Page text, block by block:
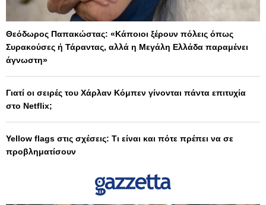
Θεόδωρος Παπακώστας: «Κάποιοι ξέρουν πόλεις όπως
Συρακούσες ή Τάραντας, αλλά η Μεγάλη Ελλάδα παραμένει
άγνωστη»
Γιατί οι σειρές του Χάρλαν Κόμπεν γίνονται πάντα επιτυχία
στο Netflix;
Yellow flags στις σχέσεις: Τι είναι και πότε πρέπει να σε
προβληματίσουν